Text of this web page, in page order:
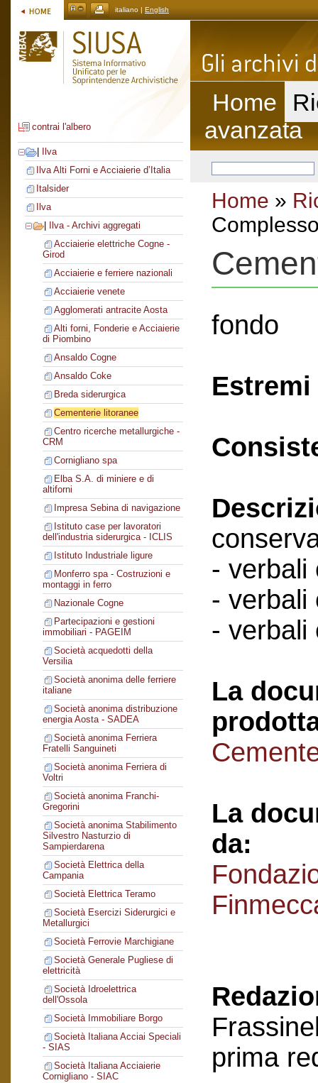
italiano | English
contrai l'albero
Ilva
Ilva Alti Forni e Acciaierie d’Italia
Italsider
Ilva
Ilva - Archivi aggregati
Acciaierie elettriche Cogne -
Girod
Acciaierie e ferriere nazionali
Acciaierie venete
Agglomerati antracite Aosta
Alti forni, Fonderie e Acciaierie
di Piombino
Ansaldo Cogne
Ansaldo Coke
Breda siderurgica
Cementerie litoranee
Centro ricerche metallurgiche -
CRM
Cornigliano spa
Elba S.A. di miniere e di
altiforni
Impresa Sebina di navigazione
Istituto case per lavoratori
dell'industria siderurgica - ICLIS
Istituto Industriale ligure
Monferro spa - Costruzioni e
montaggi in ferro
Nazionale Cogne
Partecipazioni e gestioni
immobiliari - PAGEIM
Società acquedotti della
Versilia
Società anonima delle ferriere
italiane
Società anonima distribuzione
energia Aosta - SADEA
Società anonima Ferriera
Fratelli Sanguineti
Società anonima Ferriera di
Voltri
Società anonima Franchi-
Gregorini
Società anonima Stabilimento
Silvestro Nasturzio di
Sampierdarena
Società Elettrica della
Campania
Società Elettrica Teramo
Società Esercizi Siderurgici e
Metallurgici
Società Ferrovie Marchigiane
Società Generale Pugliese di
elettricità
Società Idroelettrica
dell'Ossola
Società Immobiliare Borgo
Società Italiana Acciai Speciali
- SIAS
Società Italiana Acciaierie
Cornigliano - SIAC
Home
avanzata
Home »
fondo
- verbali
- verbali
- verbali
La
La
da:
prima